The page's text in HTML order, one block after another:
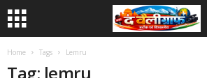
Home Tags Lemru
Tag: lemru